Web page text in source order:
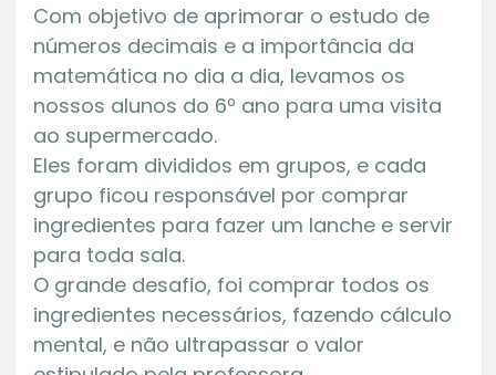
Com objetivo de aprimorar o estudo de
números decimais e a importância da
matemática no dia a dia, levamos os
nossos alunos do 6º ano para uma visita
ao supermercado.
Eles foram divididos em grupos, e cada
grupo ficou responsável por comprar
ingredientes para fazer um lanche e servir
para toda sala.
O grande desafio, foi comprar todos os
ingredientes necessários, fazendo cálculo
mental, e não ultrapassar o valor